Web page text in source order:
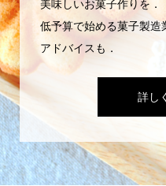
美味しいお菓子作りを．
低予算で始める菓子製造
アドバイスも．
詳し